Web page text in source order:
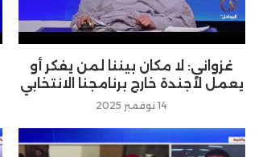
غزواني: لا مكان بيننا لمن يفكر أو
يعمل لأجندة خارج برنامجنا الانتخابي
14 نوفمبر 2025